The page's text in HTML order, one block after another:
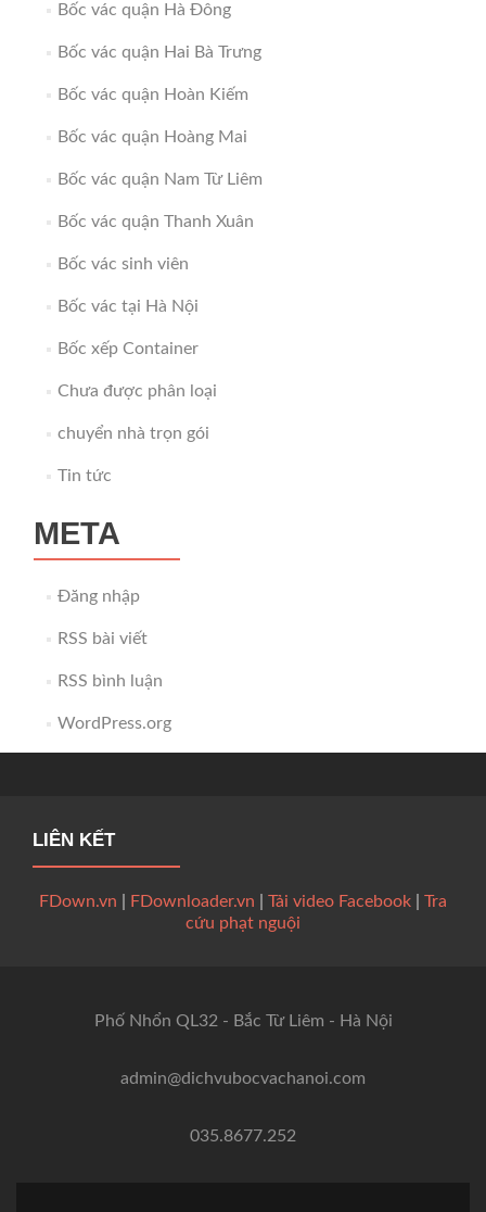
Bốc vác quận Hà Đông
Bốc vác quận Hai Bà Trưng
Bốc vác quận Hoàn Kiếm
Bốc vác quận Hoàng Mai
Bốc vác quận Nam Từ Liêm
Bốc vác quận Thanh Xuân
Bốc vác sinh viên
Bốc vác tại Hà Nội
Bốc xếp Container
Chưa được phân loại
chuyển nhà trọn gói
Tin tức
META
Đăng nhập
RSS bài viết
RSS bình luận
WordPress.org
LIÊN KẾT
FDown.vn FDownloader.vn Tải video Facebook
Tra
cứu phạt nguội
Phố Nhổn QL32 - Bắc Từ Liêm - Hà Nội
admin@dichvubocvachanoi.com
035.8677.252